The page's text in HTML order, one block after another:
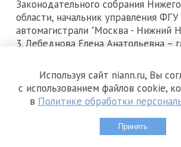
Законодательного собрания
области, начальник управления
автомагистрали "Москва - Нижний
3. Лебеднова Елена Анатольевна –
Нижегородской области.
Победителями праймериз являлись
депутат Государственной Думы РФ
Виктор Бацин и Елена Лебедева.
Используя сайт niann.ru, Вы
с использованием файлов cookie,
в Политике обработки
Принять